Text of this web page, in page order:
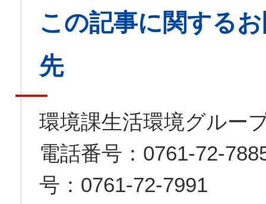
この記事に関する
先
環境課生活環境グルー
電話番号：0761-72-
号：0761-72-7991